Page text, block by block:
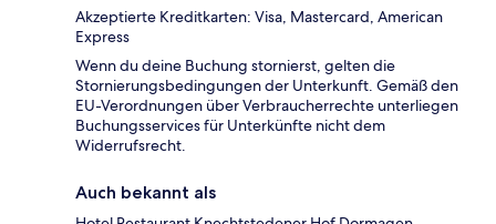
Akzeptierte Kreditkarten: Visa, Mastercard, American
Express
Wenn du deine Buchung stornierst, gelten die
Stornierungsbedingungen der Unterkunft. Gemäß den
EU-Verordnungen über Verbraucherrechte unterliegen
Buchungsservices für Unterkünfte nicht dem
Widerrufsrecht.
Auch bekannt als